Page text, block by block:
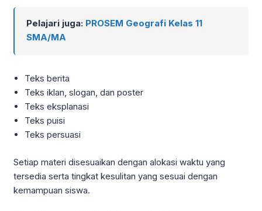
Pelajari juga: PROSEM Geografi Kelas 11
SMA/MA
Teks berita
Teks iklan, slogan, dan poster
Teks eksplanasi
Teks puisi
Teks persuasi
Setiap materi disesuaikan dengan alokasi waktu yang
tersedia serta tingkat kesulitan yang sesuai dengan
kemampuan siswa.